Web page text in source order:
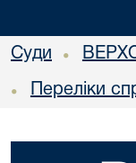
Суди •
• Переліки